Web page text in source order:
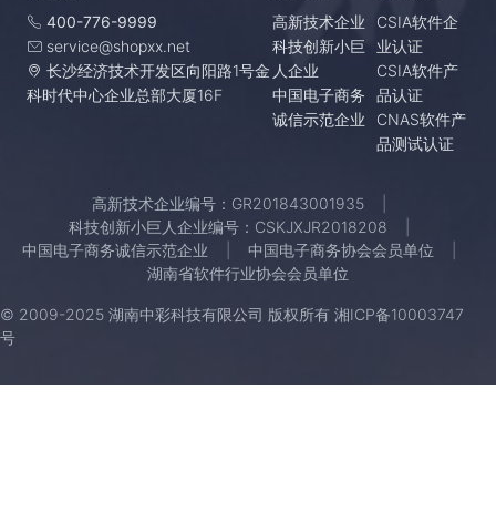
400-776-9999
service@shopxx.net
长沙经济技术开发区向阳路1号金
科时代中心企业总部大厦16F
高新技术企业
科技创新小巨
人企业
中国电子商务
诚信示范企业
CSIA软件企
业认证
CSIA软件产
品认证
CNAS软件产
品测试认证
高新技术企业编号：GR201843001935
科技创新小巨人企业编号：CSKJXJR2018208
中国电子商务诚信示范企业
中国电子商务协会会员单位
湖南省软件行业协会会员单位
© 2009-2025 湖南中彩科技有限公司 版权所有 湘ICP备10003747
号